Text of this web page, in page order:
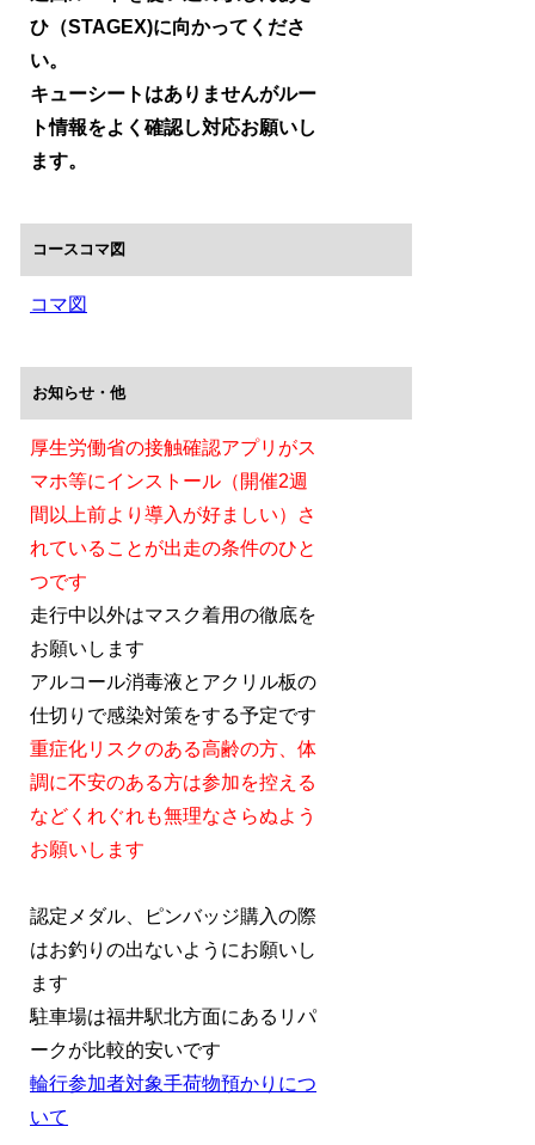
ひ（STAGEX)に向かってくださ
い。
キューシートはありませんがルー
ト情報をよく確認し対応お願いし
ます。
コースコマ図
コマ図
お知らせ・他
厚生労働省の接触確認アプリがス
マホ等にインストール（開催2週
間以上前より導入が好ましい）さ
れていることが出走の条件のひと
つです
走行中以外はマスク着用の徹底を
お願いします
アルコール消毒液とアクリル板の
仕切りで感染対策をする予定です
重症化リスクのある高齢の方、体
調に不安のある方は参加を控える
などくれぐれも無理なさらぬよう
お願いします
認定メダル、ピンバッジ購入の際
はお釣りの出ないようにお願いし
ます
駐車場は福井駅北方面にあるリパ
ークが比較的安いです
輪行参加者対象手荷物預かりにつ
いて